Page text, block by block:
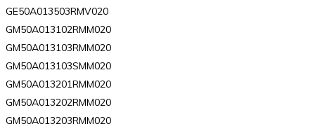
GE50A013503RMV020
GM50A013102RMM020
GM50A013103RMM020
GM50A013103SMM020
GM50A013201RMM020
GM50A013202RMM020
GM50A013203RMM020